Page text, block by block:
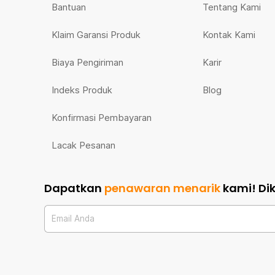
Bantuan
Klaim Garansi Produk
Biaya Pengiriman
Indeks Produk
Konfirmasi Pembayaran
Lacak Pesanan
Tentang Kami
Kontak Kami
Karir
Blog
Dapatkan penawaran menarik kami!
Email Anda